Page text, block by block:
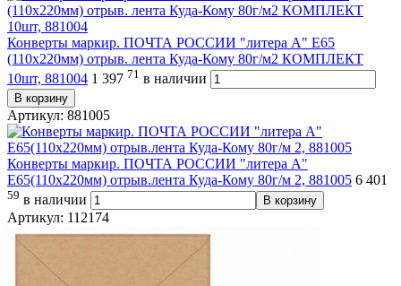
Конверты маркир. ПОЧТА РОССИИ "литера А" E65
(110х220мм) отрыв. лента Куда-Кому 80г/м2 КОМПЛЕКТ
10шт, 881004 1 397 71 в наличии
В корзину
Артикул: 881005
Конверты маркир. ПОЧТА РОССИИ "литера А"
E65(110х220мм) отрыв.лента Куда-Кому 80г/м 2, 881005 6 401
59 в наличии В корзину
Артикул: 112174